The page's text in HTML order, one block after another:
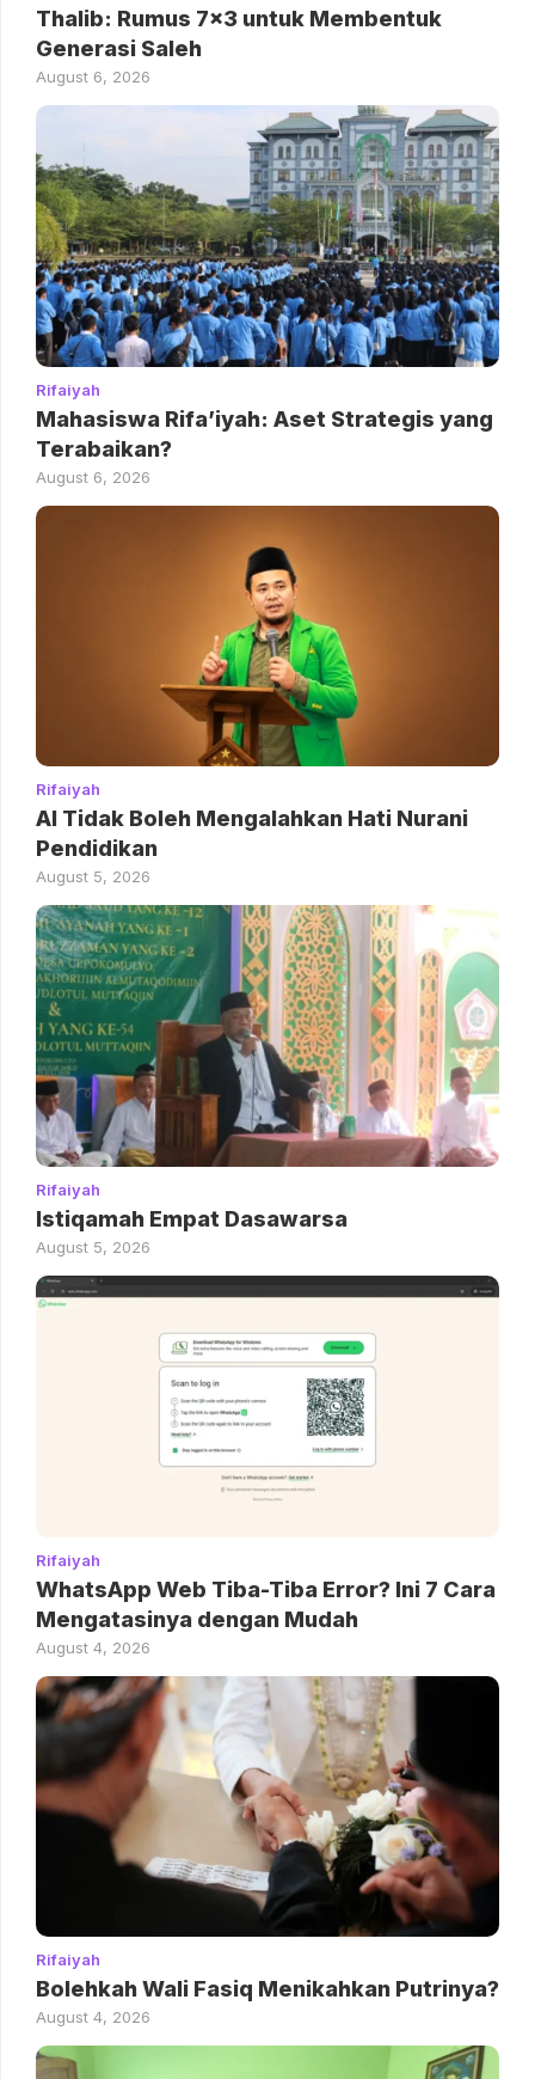
Thalib: Rumus 7×3 untuk Membentuk
Generasi Saleh
August 6, 2026
Rifaiyah
Mahasiswa Rifa’iyah: Aset Strategis yang
Terabaikan?
August 6, 2026
Rifaiyah
AI Tidak Boleh Mengalahkan Hati Nurani
Pendidikan
August 5, 2026
Rifaiyah
Istiqamah Empat Dasawarsa
August 5, 2026
Rifaiyah
WhatsApp Web Tiba-Tiba Error? Ini 7 Cara
Mengatasinya dengan Mudah
August 4, 2026
Rifaiyah
Bolehkah Wali Fasiq Menikahkan Putrinya?
August 4, 2026